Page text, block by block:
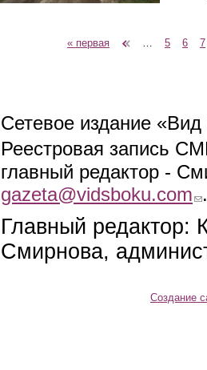
« первая … 5 6 7
Сетевое издание
Реестровая запись
главный редактор -
gazeta@vidsboku.com
Главный редактор:
Смирнова,
Создание